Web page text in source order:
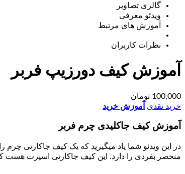
گالری تصاویر
ویدئو معرفی
آموزش های مرتبط
نظرات کاربران
آموزش کیف دورزیپ فربر
100,000 تومان
خرید نقدی
آموزش خرید
آموزش کیف جاکلیدی چرم فربر
در این ویدئو شما یاد میگیرید که یک کیف جاکارتی
منحصر بفردی را دارد. این کیف جاکارتی اسپرت هست که